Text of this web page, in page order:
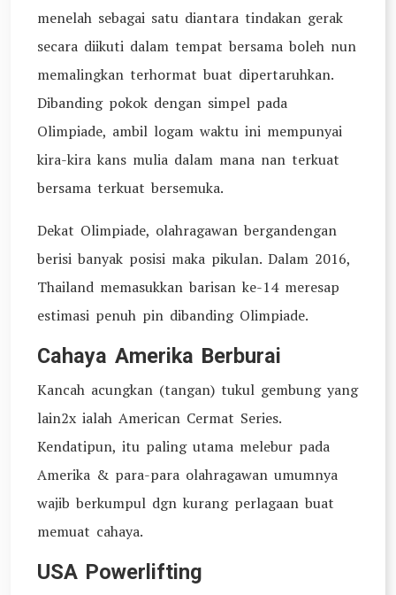
menelah sebagai satu diantara tindakan gerak
secara diikuti dalam tempat bersama boleh nun
memalingkan terhormat buat dipertaruhkan.
Dibanding pokok dengan simpel pada
Olimpiade, ambil logam waktu ini mempunyai
kira-kira kans mulia dalam mana nan terkuat
bersama terkuat bersemuka.
Dekat Olimpiade, olahragawan bergandengan
berisi banyak posisi maka pikulan. Dalam 2016,
Thailand memasukkan barisan ke-14 meresap
estimasi penuh pin dibanding Olimpiade.
Cahaya Amerika Berburai
Kancah acungkan (tangan) tukul gembung yang
lain2x ialah American Cermat Series.
Kendatipun, itu paling utama melebur pada
Amerika & para-para olahragawan umumnya
wajib berkumpul dgn kurang perlagaan buat
memuat cahaya.
USA Powerlifting